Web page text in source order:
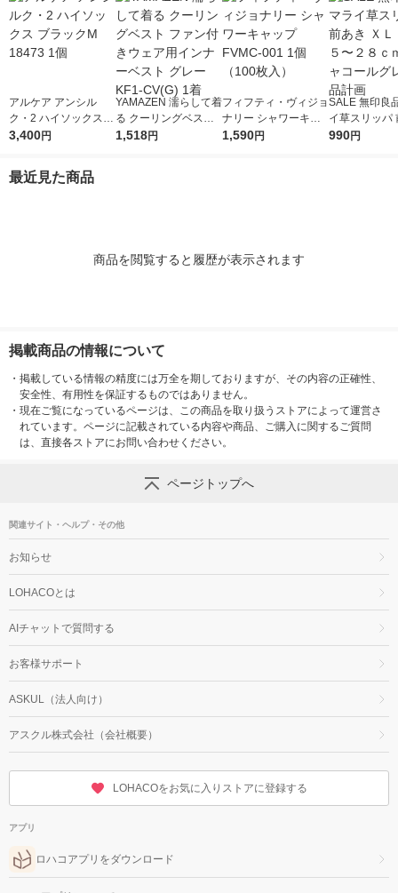
アルケア アンシル
ク・2 ハイソックス
ブラックM 18473 1個
3,400円
YAMAZEN 濡らして着
る クーリングベスト
ファン付きウェア用イ
1,518円
フィフティ・ヴィジョ
ナリー シャワーキャ
ップ FVMC-001 1個
1,590円
SALE 無印良
イ草スリッパ
ＸＬ ２６．５
990円
最近見た商品
商品を閲覧すると履歴が表示されます
掲載商品の情報について
・ 掲載している情報の精度には万全を期しておりますが、その内容の正確性、
安全性、有用性を保証するものではありません。
・ 現在ご覧になっているページは、この商品を取り扱うストアによって運営さ
れています。ページに記載されている内容や商品、ご購入に関するご質問
は、直接各ストアにお問い合わせください。
ページトップへ
関連サイト・ヘルプ・その他
お知らせ
LOHACOとは
AIチャットで質問する
お客様サポート
ASKUL（法人向け）
アスクル株式会社（会社概要）
LOHACOをお気に入りストアに登録する
アプリ
ロハコアプリをダウンロード